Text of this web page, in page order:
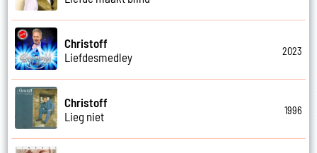
Christoff
Liefdesmedley
2023
Christoff
Lieg niet
1996